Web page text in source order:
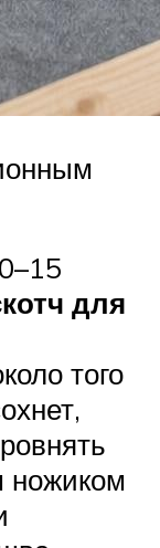
для
того
ножиком